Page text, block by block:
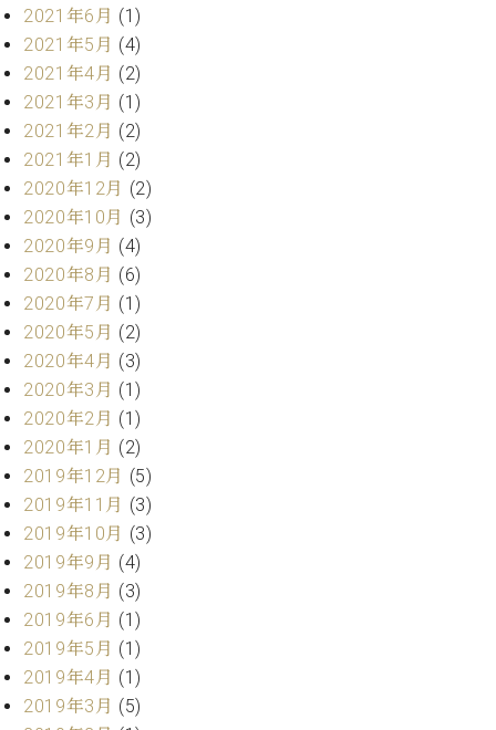
問
い
合
せ
尾山調律師のブ
ログ Die
Musikgasse（音
楽の小道）
2021年6月 (1)
2021年5月 (4)
2021年4月 (2)
2021年3月 (1)
2021年2月 (2)
2021年1月 (2)
2020年12月 (2)
2020年10月 (3)
2020年9月 (4)
2020年8月 (6)
2020年7月 (1)
2020年5月 (2)
2020年4月 (3)
2020年3月 (1)
2020年2月 (1)
2020年1月 (2)
2019年12月 (5)
2019年11月 (3)
2019年10月 (3)
2019年9月 (4)
2019年8月 (3)
2019年6月 (1)
2019年5月 (1)
2019年4月 (1)
2019年3月 (5)